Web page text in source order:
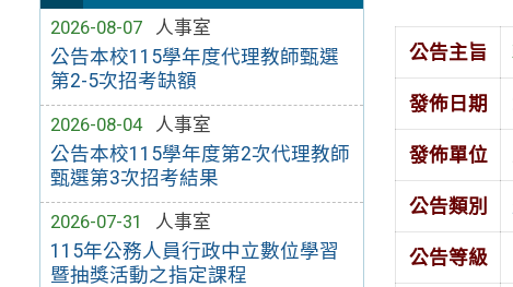
2026-08-07
人事室
公告本校115學年度代理教師甄選
第2-5次招考缺額
2026-08-04
人事室
公告本校115學年度第2次代理教師
甄選第3次招考結果
2026-07-31
人事室
115年公務人員行政中立數位學習
暨抽獎活動之指定課程
公告主旨
發佈日期
發佈單位
公告類別
公告等級